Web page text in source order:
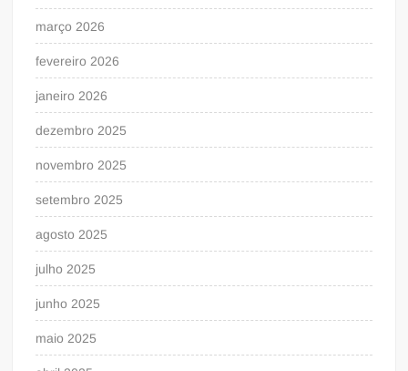
março 2026
fevereiro 2026
janeiro 2026
dezembro 2025
novembro 2025
setembro 2025
agosto 2025
julho 2025
junho 2025
maio 2025